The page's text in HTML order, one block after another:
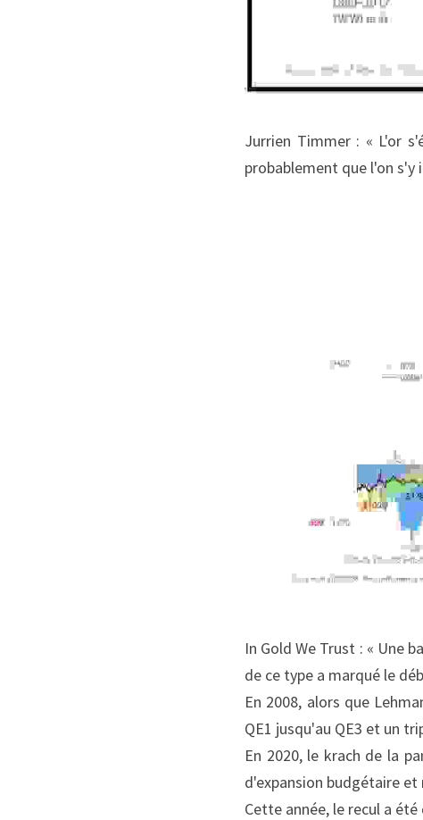
Jurrien Timmer : « L'or
probablement que l'on s'y
In Gold We Trust : « Une
de ce type a marqué le
En 2008, alors que
QE1 jusqu'au QE3 et un
En 2020, le krach de la
d'expansion budgétaire et
Cette année, le recul a été